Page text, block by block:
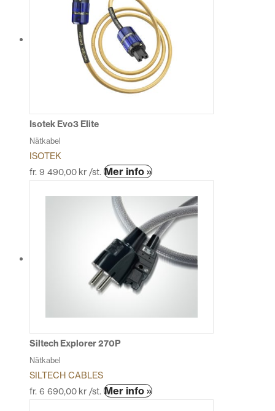
flera
varianter.
olika
alternativen
kan
väljas
Isotek Evo3 Elite
Nätkabel
ISOTEK
fr. 9 490,00 kr /st. Mer info »Den
produkten
har
flera
varianter.
De
olika
Siltech Explorer 270P
Nätkabel
SILTECH CABLES
fr. 6 690,00 kr /st. Mer info »Den